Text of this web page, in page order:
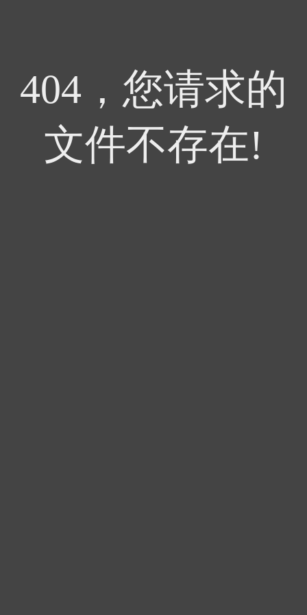
404，您请求的
文件不存在!